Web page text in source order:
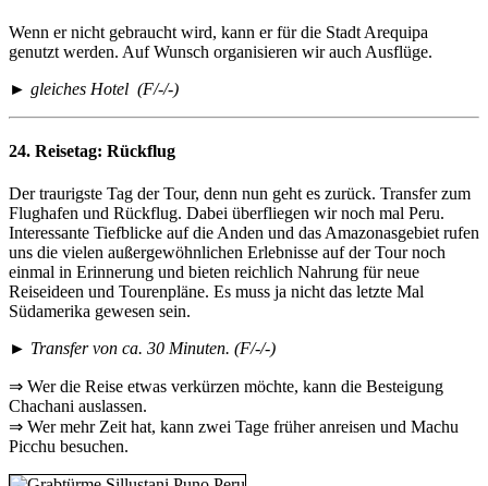
Wenn er nicht gebraucht wird, kann er für die Stadt Arequipa
genutzt werden. Auf Wunsch organisieren wir auch Ausflüge.
► gleiches Hotel (F/-/-)
24. Reisetag: Rückflug
Der traurigste Tag der Tour, denn nun geht es zurück. Transfer zum
Flughafen und Rückflug. Dabei überfliegen wir noch mal Peru.
Interessante Tiefblicke auf die Anden und das Amazonasgebiet rufen
uns die vielen außergewöhnlichen Erlebnisse auf der Tour noch
einmal in Erinnerung und bieten reichlich Nahrung für neue
Reiseideen und Tourenpläne. Es muss ja nicht das letzte Mal
Südamerika gewesen sein.
► Transfer von ca. 30 Minuten. (F/-/-)
⇒ Wer die Reise etwas verkürzen möchte, kann die Besteigung
Chachani auslassen.
⇒ Wer mehr Zeit hat, kann zwei Tage früher anreisen und Machu
Picchu besuchen.